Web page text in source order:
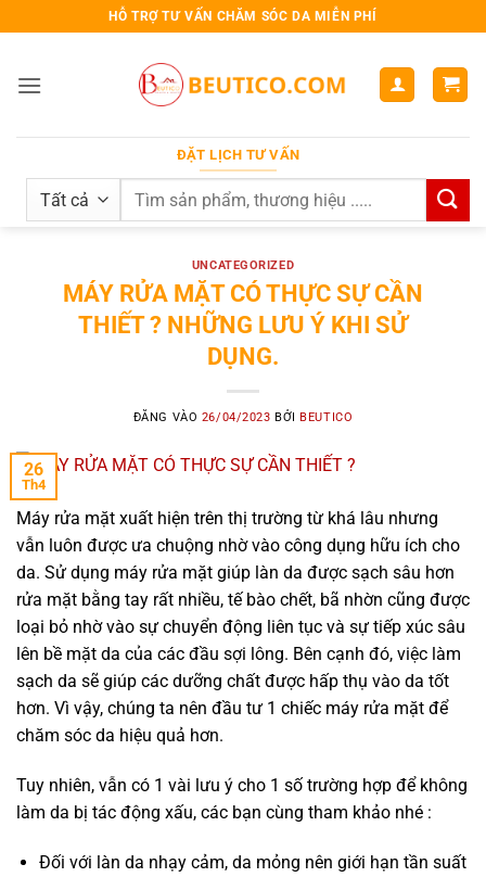
qua
dung
HỖ TRỢ TƯ VẤN CHĂM SÓC DA MIỄN PHÍ
ĐẶT LỊCH TƯ VẤN
Search
UNCATEGORIZED
MÁY RỬA MẶT CÓ THỰC SỰ CẦN
THIẾT ? NHỮNG LƯU Ý KHI SỬ
DỤNG.
ĐĂNG VÀO 26/04/2023 BỞIBEUTICO
26
Th4
Máy rửa mặt xuất hiện trên thị trường từ khá lâu nhưng
vẫn luôn được ưa chuộng nhờ vào công dụng hữu ích cho
da. Sử dụng máy rửa mặt giúp làn da được sạch sâu hơn
rửa mặt bằng tay rất nhiều, tế bào chết, bã nhờn cũng được
loại bỏ nhờ vào sự chuyển động liên tục và sự tiếp xúc sâu
lên bề mặt da của các đầu sợi lông. Bên cạnh đó, việc làm
sạch da sẽ giúp các dưỡng chất được hấp thụ vào da tốt
hơn. Vì vậy, chúng ta nên đầu tư 1 chiếc máy rửa mặt để
chăm sóc da hiệu quả hơn.
Tuy nhiên, vẫn có 1 vài lưu ý cho 1 số trường hợp để không
làm da bị tác động xấu, các bạn cùng tham khảo nhé :
Đối với làn da nhạy cảm, da mỏng nên giới hạn tần suất